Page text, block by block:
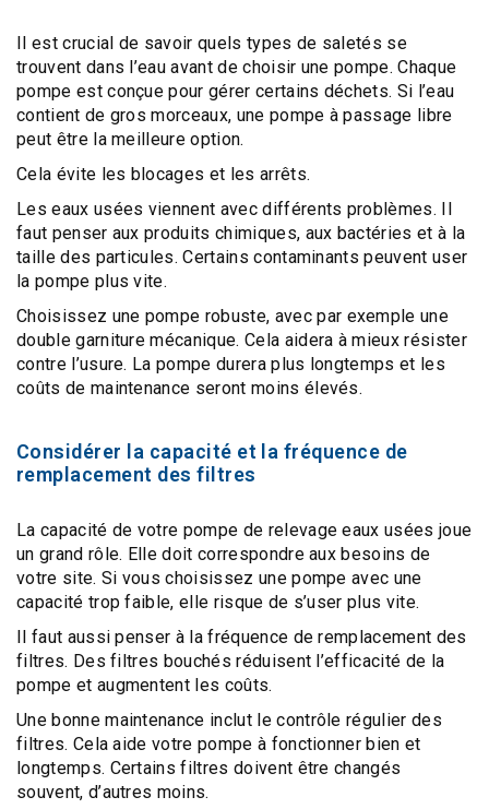
Il est crucial de savoir quels types de saletés se
trouvent dans l’eau avant de choisir une pompe. Chaque
pompe est conçue pour gérer certains déchets. Si l’eau
contient de gros morceaux, une pompe à passage libre
peut être la meilleure option.
Cela évite les blocages et les arrêts.
Les eaux usées viennent avec différents problèmes. Il
faut penser aux produits chimiques, aux bactéries et à la
taille des particules. Certains contaminants peuvent user
la pompe plus vite.
Choisissez une pompe robuste, avec par exemple une
double garniture mécanique. Cela aidera à mieux résister
contre l’usure. La pompe durera plus longtemps et les
coûts de maintenance seront moins élevés.
Considérer la capacité et la fréquence de
remplacement des filtres
La capacité de votre pompe de relevage eaux usées joue
un grand rôle. Elle doit correspondre aux besoins de
votre site. Si vous choisissez une pompe avec une
capacité trop faible, elle risque de s’user plus vite.
Il faut aussi penser à lafréquence de remplacement des
filtres. Des filtres bouchés réduisent l’efficacité de la
pompe et augmentent les coûts.
Une bonnemaintenance inclut le contrôle régulier des
filtres. Cela aide votre pompe à fonctionner bien et
longtemps. Certains filtres doivent être changés
souvent, d’autres moins.